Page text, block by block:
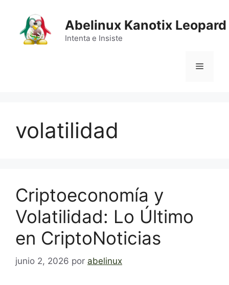
contenido
Abelinux Kanotix Leopard
Intenta e Insiste
Menú
volatilidad
Criptoeconomía y
Volatilidad: Lo Último
en CriptoNoticias
junio 2, 2026 por abelinux